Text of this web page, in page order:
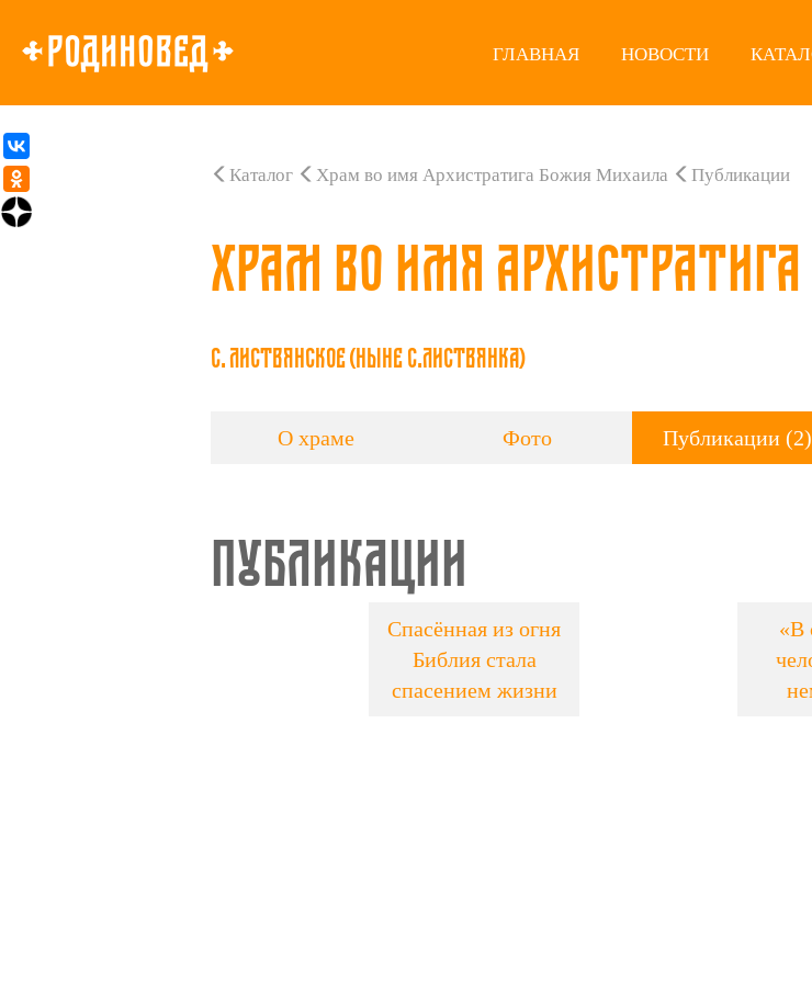
ГЛАВНАЯ НОВОСТИ
Каталог Храм во имя Архистратига Божия Михаила Публикации
Храм во имя
с. Листвянское (ныне с.Листвянка)
О храме Фото Публикации (2)
Публикации
Спасённая из огня
Библия стала
спасением жизни
«В